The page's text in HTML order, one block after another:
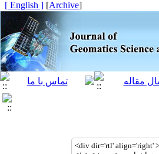
[
Archive
]
[ English ]